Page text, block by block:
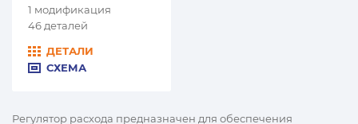
1 модификация
46 деталей
ДЕТАЛИ
СХЕМА
Регулятор расхода предназначен для обеспечения